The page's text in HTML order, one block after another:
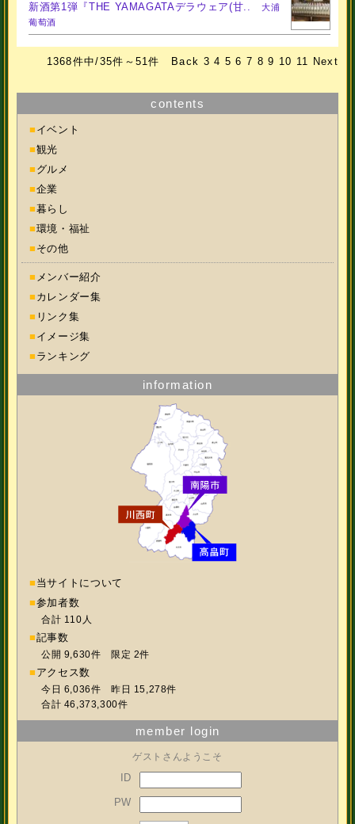
新酒第1弾『THE YAMAGATAデラウェア(甘..
大浦
葡萄酒
1368件中/35件～51件 Back 3 4 5 6 7 8 9 10 11 Next
contents
■ イベント
■観光
■ グルメ
■企業
■暮らし
■環境・福祉
■ その他
■ メンバー紹介
■ カレンダー集
■ リンク集
■ イメージ集
■ ランキング
information
■ 当サイトについて
■参加者数
合計 110人
■記事数
公開 9,630件 限定 2件
■ アクセス数
今日 6,036件 昨日 15,278件
合計 46,373,300件
member login
ゲストさんようこそ
ID
PW